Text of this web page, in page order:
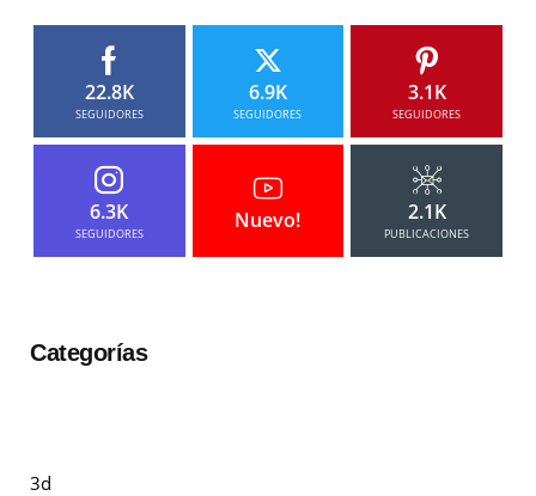
22.8K
SEGUIDORES
6.9K
SEGUIDORES
3.1K
SEGUIDORES
6.3K
SEGUIDORES
Nuevo! 2.1K
PUBLICACIONES
Categorías
3d